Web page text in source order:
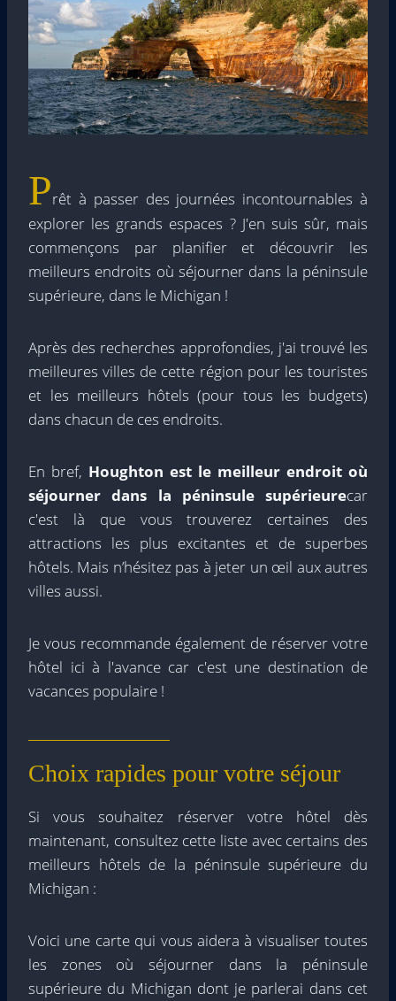
Prêt à passer des journées incontournables à
explorer les grands espaces ? J'en suis sûr, mais
commençons par planifier et découvrir les
meilleurs endroits où séjourner dans la péninsule
supérieure, dans le Michigan !
Après des recherches approfondies, j'ai trouvé les
meilleures villes de cette région pour les touristes
et les meilleurs hôtels (pour tous les budgets)
dans chacun de ces endroits.
En bref, Houghton est le meilleur endroit où
séjourner dans la péninsule supérieurecar
c'est là que vous trouverez certaines des
attractions les plus excitantes et de superbes
hôtels. Mais n’hésitez pas à jeter un œil aux autres
villes aussi.
Je vous recommande également de réserver votre
hôtel ici à l'avance car c'est une destination de
vacances populaire !
Choix rapides pour votre séjour
Si vous souhaitez réserver votre hôtel dès
maintenant, consultez cette liste avec certains des
meilleurs hôtels de la péninsule supérieure du
Michigan :
Voici une carte qui vous aidera à visualiser toutes
les zones où séjourner dans la péninsule
supérieure du Michigan dont je parlerai dans cet